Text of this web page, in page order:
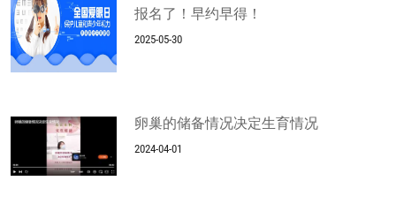
报名了！早约早得！
2025-05-30
卵巢的储备情况决定生育情况
2024-04-01